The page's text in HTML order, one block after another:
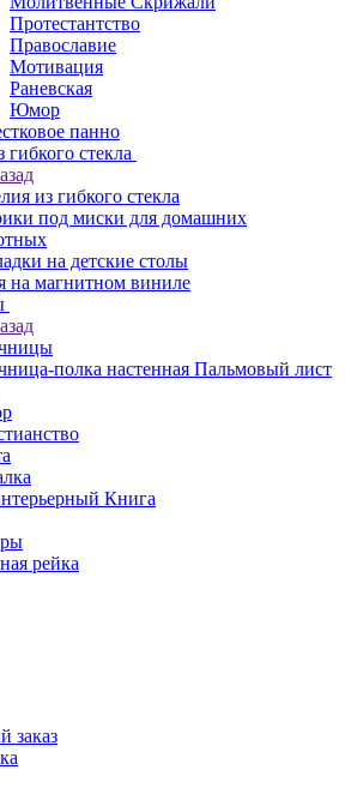
Протестантство
Православие
Мотивация
Раневская
Юмор
панно
гибкого стекла
из гибкого стекла
под миски для домашних
на детские столы
на магнитном виниле
полка настенная Пальмовый лист
Книга
рейка
заказ